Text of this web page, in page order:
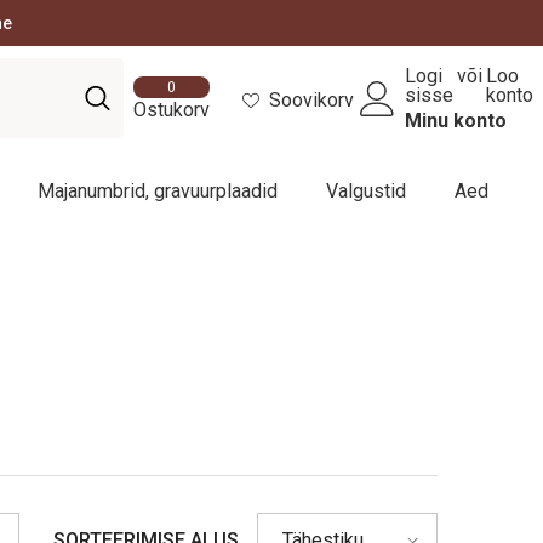
0
toodet
Ostukorv Soovikorv
Logi
sisse
või Loo
konto
Minu konto
Majanumbrid, gravuurplaadid Valgustid Aed